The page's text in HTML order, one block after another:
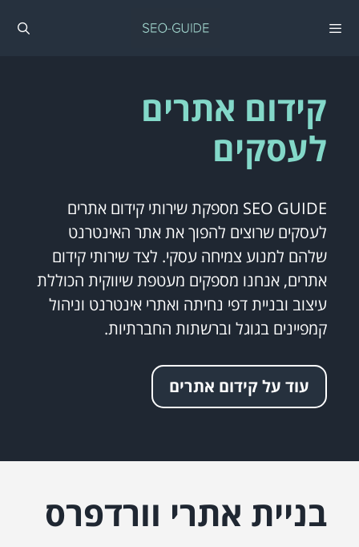
לתוכן
קידום אתרים
לעסקים
SEO GUIDE מספקת שירותי קידום אתרים
לעסקים שרוצים להפוך את אתר האינטרנט
שלהם למנוע צמיחה עסקי. לצד שירותי קידום
אתרים, אנחנו מספקים מעטפת שיווקית הכוללת
עיצוב ובניית דפי נחיתה ואתרי אינטרנט וניהול
קמפיינים בגוגל וברשתות החברתיות.
עוד על קידום אתרים
בניית אתרי וורדפרס